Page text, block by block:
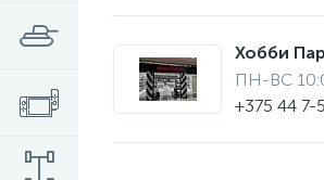
Хобби
ПН-ВС
+375 44 7-